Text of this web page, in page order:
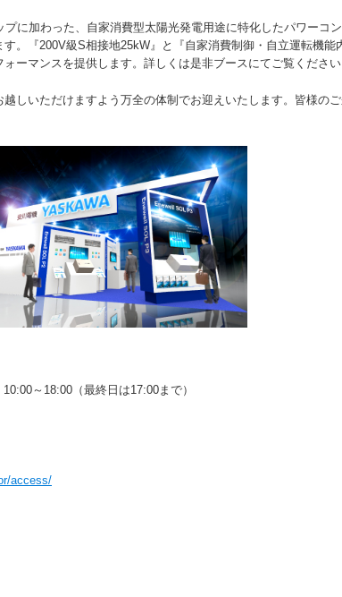
に加わった、自家消費型太陽光発電用途に特化したパワーコ
す。『200V級S相接地25kW』と『自家消費制御・自立運転機能
ーマンスを提供します。詳しくは是非ブースにてご覧ください
しいただけますよう万全の体制でお迎えいたします。皆様の
～18:00（最終日は17:00まで）
access/